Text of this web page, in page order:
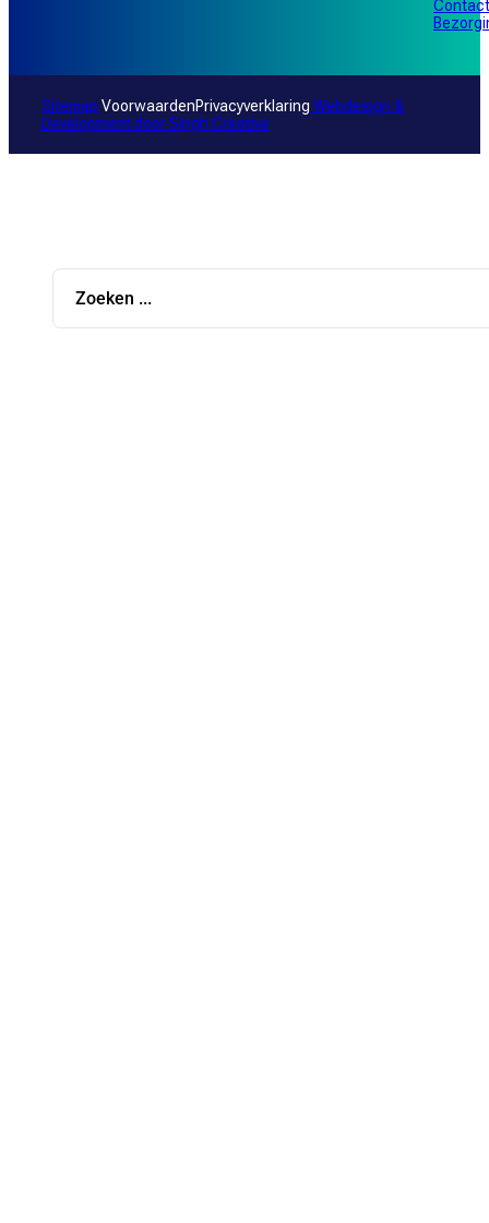
Sitemap VoorwaardenPrivacyverklaring Webdesign &
Development doorSingh Creative
Search